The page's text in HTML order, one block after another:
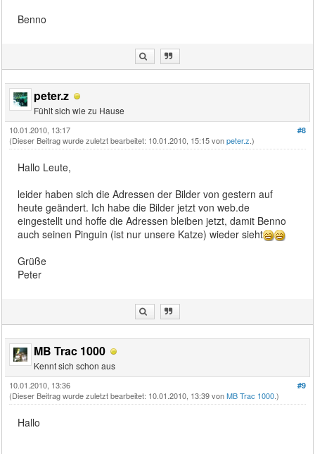
Benno
peter.z
Fühlt sich wie zu Hause
#8
10.01.2010, 13:17
(Dieser Beitrag wurde zuletzt bearbeitet: 10.01.2010, 15:15 vonpeter.z .)
Hallo Leute,
leider haben sich die Adressen der Bilder von gestern auf
heute geändert. Ich habe die Bilder jetzt von web.de
eingestellt und hoffe die Adressen bleiben jetzt, damit Benno
auch seinen Pinguin (ist nur unsere Katze) wieder sieht
Grüße
Peter
MB Trac 1000
Kennt sich schon aus
#9
10.01.2010, 13:36
(Dieser Beitrag wurde zuletzt bearbeitet: 10.01.2010, 13:39 vonMB Trac 1000.)
Hallo